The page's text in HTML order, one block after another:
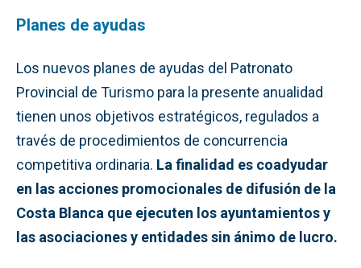
Planes de ayudas
Los nuevos planes de ayudas del Patronato
Provincial de Turismo para la presente anualidad
tienen unos objetivos estratégicos, regulados a
través de procedimientos de concurrencia
competitiva ordinaria. La finalidad es coadyudar
en las acciones promocionales de difusión de la
Costa Blanca que ejecuten los ayuntamientos y
las asociaciones y entidades sin ánimo de lucro.